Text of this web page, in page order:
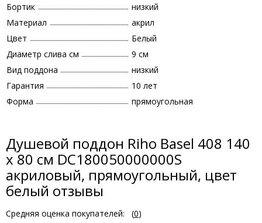
Бортик
низкий
Материал
акрил
Цвет
Белый
Диаметр слива см
9 см
Вид поддона
низкий
Гарантия
10 лет
Форма
прямоугольная
Душевой поддон Riho Basel 408 140
x 80 см DC180050000000S
акриловый, прямоугольный, цвет
белый отзывы
Средняя оценка покупателей: (0)